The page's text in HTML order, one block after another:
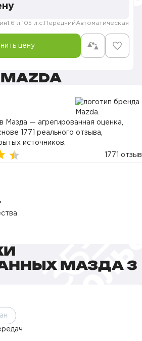
1.6 л. 105 л.с. ПереднийАвтоматическая
цену
Мазда — агрегированная оценка,
1771 реального отзыва,
источников.
1771 отзыв
МАЗДА 3